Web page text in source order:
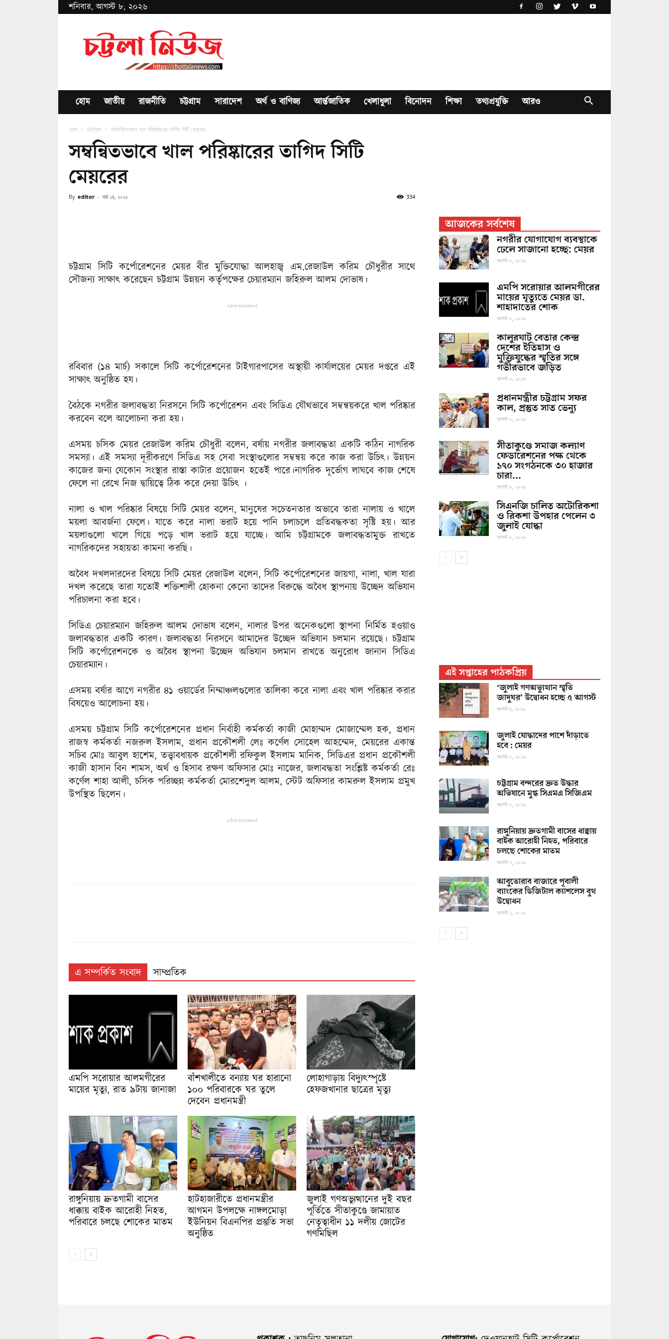
শনিবার, আগস্ট ৮, ২০২৬
Chottala
News
হোম জাতীয় রাজনীতি চট্টগ্রাম সারাদেশ অর্থ ও বাণিজ্য আর্ন্তজাতিক খেলাধুলা বিনোদন শিক্ষা তথ্যপ্রযুক্তি আরও
হোম চট্টগ্রাম সম্বন্বিতভাবে খাল পরিষ্কারের তাগিদ সিটি মেয়রের
সম্বন্বিতভাবে খাল পরিষ্কারের তাগিদ সিটি
মেয়রের
By editor - মার্চ ১৪, ২০২১ 334
চট্টগ্রাম সিটি কর্পোরেশনের মেয়র বীর মুক্তিযোদ্ধা আলহাজ্ব এম.রেজাউল করিম চৌধুরীর সাথে
সৌজন্য সাক্ষাৎ করেছেন চট্টগ্রাম উন্নয়ন কর্তৃপক্ষের চেয়ারম্যান জহিরুল আলম দোভাষ।
Advertisement
রবিবার (১৪ মার্চ) সকালে সিটি কর্পোরেশনের টাইগারপাসের অস্থায়ী কার্যালয়ের মেয়র দপ্তরে এই
সাক্ষাৎ অনুষ্ঠিত হয।
বৈঠকে নগরীর জলাবদ্ধতা নিরসনে সিটি কর্পোরেশন এবং সিডিএ যৌথভাবে সম্বন্বয়করে খাল পরিষ্কার
করবেন বলে আলোচনা করা হয়।
এসময় চসিক মেয়র রেজাউল করিম চৌধুরী বলেন, বর্ষায় নগরীর জলাবদ্ধতা একটি কঠিন নাগরিক
সমস্যা। এই সমস্যা দূরীকরণে সিডিএ সহ সেবা সংস্থাগুলোর সম্বন্বয় করে কাজ করা উচিৎ। উন্নয়ন
কাজের জন্য যেকোন সংস্থার রাস্তা কাটার প্রয়োজন হতেই পারে।নাগরিক দূর্ভোগ লাঘবে কাজ শেষে
ফেলে না রেখে নিজ দ্বায়িত্বে ঠিক করে দেয়া উচিৎ ।
নালা ও খাল পরিষ্কার বিষয়ে সিটি মেয়র বলেন, মানুষের সচেতনতার অভাবে তারা নালায় ও খালে
ময়লা আবর্জনা ফেলে। যাতে করে নালা ভরাট হয়ে পানি চলাচলে প্রতিবদ্ধকতা সৃষ্টি হয়। আর
ময়লাগুলো খালে গিয়ে পড়ে খাল ভরাট হয়ে যাচ্ছে। আমি চট্টগ্রামকে জলাবদ্ধতামুক্ত রাখতে
নাগরিকদের সহায়তা কামনা করছি।
অবৈধ দখলদারদের বিষয়ে সিটি মেয়র রেজাউল বলেন, সিটি কর্পোরেশনের জায়গা, নালা, খাল যারা
দখল করেছে তারা যতোই শক্তিশালী হোকনা কেনো তাদের বিরুদ্ধে অবৈধ স্থাপনায় উচ্ছেদ অভিযান
পরিচালনা করা হবে।
সিডিএ চেয়ারম্যান জহিরুল আলম দোভাষ বলেন, নালার উপর অনেকগুলো স্থাপনা নির্মিত হওয়াও
জলাবদ্ধতার একটি কারণ। জলাবদ্ধতা নিরসনে আমাদের উচ্ছেদ অভিযান চলমান রয়েছে। চট্টগ্রাম
সিটি কর্পোরেশনকে ও অবৈধ স্থাপনা উচ্ছেদ অভিযান চলমান রাখতে অনুরোধ জানান সিডিএ
চেয়ারম্যান।
এসময় বর্ষার আগে নগরীর ৪১ ওয়ার্ডের নিম্মাঞ্চলগুলোর তালিকা করে নালা এবং খাল পরিষ্কার করার
বিষয়েও আলোচনা হয়।
এসময় চট্টগ্রাম সিটি কর্পোরেশনের প্রধান নির্বাহী কর্মকর্তা কাজী মোহাম্মদ মোজাম্মেল হক, প্রধান
রাজস্ব কর্মকর্তা নজরুল ইসলাম, প্রধান প্রকৌশলী লেঃ কর্ণেল সোহেল আহম্মেদ, মেয়রের একান্ত
সচিব মোঃ আবুল হাশেম, তত্ত্বাবধায়ক প্রকৌশলী রফিকুল ইসলাম মানিক, সিডিএর প্রধান প্রকৌশলী
কাজী হাসান বিন শামস, অর্থ ও হিসাব রক্ষণ অফিসার মোঃ নাজের, জলাবদ্ধতা সংশ্লিষ্ট কর্মকর্তা রেঃ
কর্ণেল শাহা আলী, চসিক পরিচ্ছন্ন কর্মকর্তা মোরশেদুল আলম, স্টেট অফিসার কামরুল ইসলাম প্রমুখ
উপস্থিত ছিলেন।
Advertisement
এ সম্পর্কিত সংবাদ সাম্প্রতিক
এমপি সরোয়ার আলমগীরের
মায়ের মৃত্যু, রাত ৯টায় জানাজা
বাঁশখালীতে বন্যায় ঘর হারানো
১০০ পরিবারকে ঘর তুলে
দেবেন প্রধানমন্ত্রী
লোহাগাড়ায় বিদ্যুৎস্পৃষ্টে
হেফজখানার ছাত্রের মৃত্যু
রাঙ্গুনিয়ায় দ্রুতগামী বাসের
ধাক্কায় বাইক আরোহী নিহত,
পরিবারে চলছে শোকের মাতম
হাটহাজারীতে প্রধানমন্ত্রীর
আগমন উপলক্ষে নাঙ্গলমোড়া
ইউনিয়ন বিএনপির প্রস্তুতি সভা
অনুষ্ঠিত
জুলাই গণঅভ্যুত্থানের দুই বছর
পূর্তিতে সীতাকুণ্ডে জামায়াত
নেতৃত্বাধীন ১১ দলীয় জোটের
গণমিছিল
আজকের সর্বশেষ
নগরীর যোগাযোগ ব্যবস্থাকে
ঢেলে সাজানো হচ্ছে: মেয়র
আগস্ট ৮, ২০২৬
এমপি সরোয়ার আলমগীরের
মায়ের মৃত্যুতে মেয়র ডা.
শাহাদাতের শোক
আগস্ট ৮, ২০২৬
কালুরঘাট বেতার কেন্দ্র
দেশের ইতিহাস ও
মুক্তিযুদ্ধের স্মৃতির সঙ্গে
গভীরভাবে জড়িত
আগস্ট ৮, ২০২৬
প্রধানমন্ত্রীর চট্টগ্রাম সফর
কাল, প্রস্তুত সাত ভেন্যু
আগস্ট ৮, ২০২৬
সীতাকুণ্ডে সমাজ কল্যাণ
ফেডারেশনের পক্ষ থেকে
১৭০ সংগঠনকে ৩০ হাজার
চারা...
আগস্ট ৮, ২০২৬
সিএনজি চালিত অটোরিকশা
ও রিকশা উপহার পেলেন ৩
জুলাই যোদ্ধা
আগস্ট ৮, ২০২৬
এই সপ্তাহের পাঠকপ্রিয়
‘জুলাই গণঅভ্যুত্থান স্মৃতি
জাদুঘর’ উদ্বোধন হচ্ছে ৫ আগস্ট
আগস্ট ৪, ২০২৬
জুলাই যোদ্ধাদের পাশে দাঁড়াতে
হবে : মেয়র
আগস্ট ৫, ২০২৬
চট্টগ্রাম বন্দরের দ্রুত উদ্ধার
অভিযানে মুগ্ধ সিএমএ সিজিএম
আগস্ট ৫, ২০২৬
রাঙ্গুনিয়ায় দ্রুতগামী বাসের ধাক্কায়
বাইক আরোহী নিহত, পরিবারে
চলছে শোকের মাতম
আগস্ট ৭, ২০২৬
আবুতোরাব বাজারে পূবালী
ব্যাংকের ডিজিটাল ক্যাশলেস বুথ
উদ্বোধন
আগস্ট ২, ২০২৬